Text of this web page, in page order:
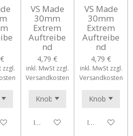
zzgl.
VS Made
30mm
Extrem
Auftreibe
nd
4,79 €
inkl. MwSt zzgl.
Versandkosten
In den Warenkorb
VS Made
30mm
Extrem
Auftreibe
nd
4,79 €
inkl. MwSt zzgl.
Versandkosten
In den